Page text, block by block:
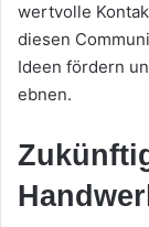
wertvolle
diesen
Ideen fördern
ebnen.